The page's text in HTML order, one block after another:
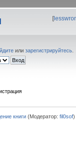
[
или зарегистрируйтесь
книги(Модератор: fil0sof)